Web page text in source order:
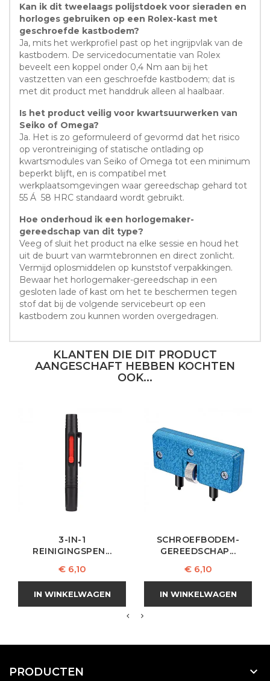
Kan ik dit tweelaags polijstdoek voor sieraden en
horloges gebruiken op een Rolex-kast met
geschroefde kastbodem?
Ja, mits het werkprofiel past op het ingrijpvlak van de
kastbodem. De servicedocumentatie van Rolex
beveelt een koppel onder 0,4 Nm aan bij het
vastzetten van een geschroefde kastbodem; dat is
met dit product met handdruk alleen al haalbaar.
Is het product veilig voor kwartsuurwerken van
Seiko of Omega?
Ja. Het is zo geformuleerd of gevormd dat het risico
op verontreiniging of statische ontlading op
kwartsmodules van Seiko of Omega tot een minimum
beperkt blijft, en is compatibel met
werkplaatsomgevingen waar gereedschap gehard tot
55 Á 58 HRC standaard wordt gebruikt.
Hoe onderhoud ik een horlogemaker-
gereedschap van dit type?
Veeg of sluit het product na elke sessie en houd het
uit de buurt van warmtebronnen en direct zonlicht.
Vermijd oplosmiddelen op kunststof verpakkingen.
Bewaar het horlogemaker-gereedschap in een
gesloten lade of kast om het te beschermen tegen
stof dat bij de volgende servicebeurt op een
kastbodem zou kunnen worden overgedragen.
KLANTEN DIE DIT PRODUCT
AANGESCHAFT HEBBEN KOCHTEN
OOK...
3-IN-1
REINIGINGSPEN...
Prijs
€ 6,10
IN WINKELWAGEN
SCHROEFBODEM-
GEREEDSCHAP...
Prijs
€ 6,10
IN WINKELWAGEN
PRODUCTEN 